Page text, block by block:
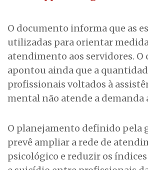
O documento informa que as
utilizadas para orientar
atendimento aos servidores. O
apontou ainda que a
profissionais voltados à
mental não atende a demanda
O planejamento definido pela
prevê ampliar a rede de
psicológico e reduzir os